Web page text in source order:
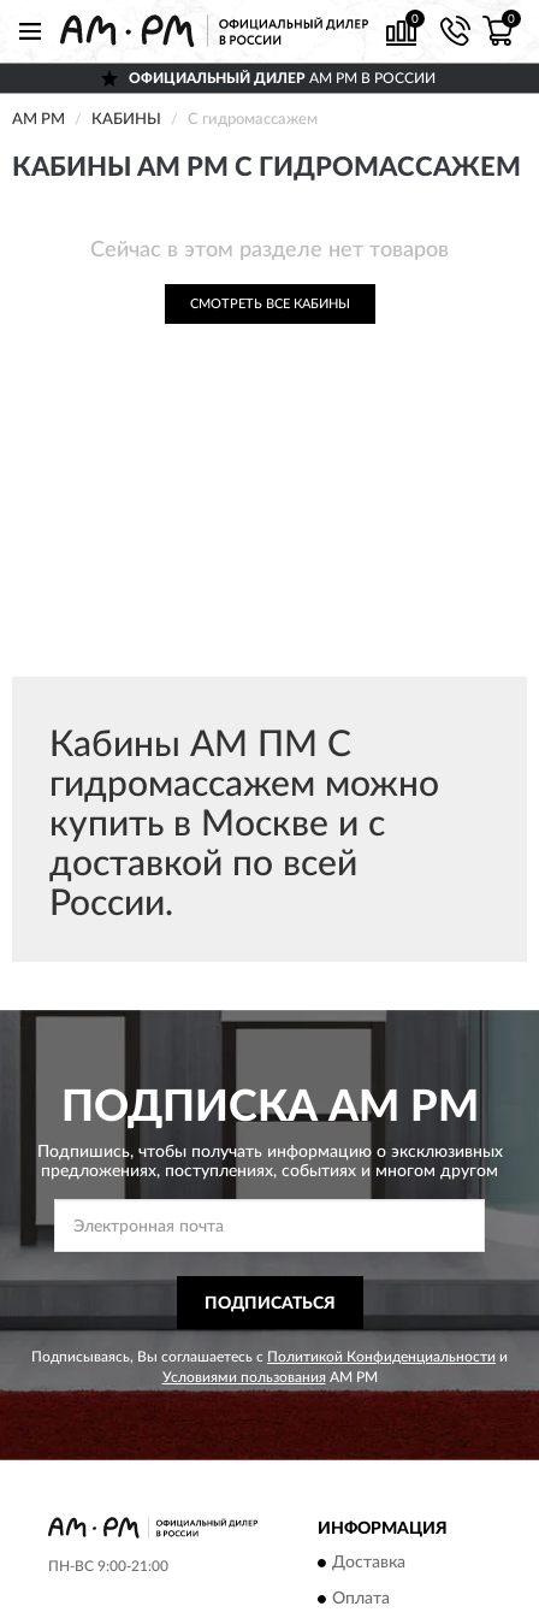
0 0
ОФИЦИАЛЬНЫЙ ДИЛЕР AM PM В РОССИИ
AM PM КАБИНЫ С гидромассажем
КАБИНЫ AM PM С ГИДРОМАССАЖЕМ
Сейчас в этом разделе нет товаров
СМОТРЕТЬ ВСЕ КАБИНЫ
Кабины АМ ПМ С
гидромассажем можно
купить в Москве и с
доставкой по всей
России.
ПОДПИСКАAM PM
Подпишись, чтобы получать информацию о эксклюзивных
предложениях, поступлениях, событиях и многом другом
ПОДПИСАТЬСЯ
Подписываясь, Вы соглашаетесь с Политикой Конфиденциальности и
Условиями пользования AM PM
ПН-ВС 9:00-21:00
ИНФОРМАЦИЯ
Доставка
Оплата